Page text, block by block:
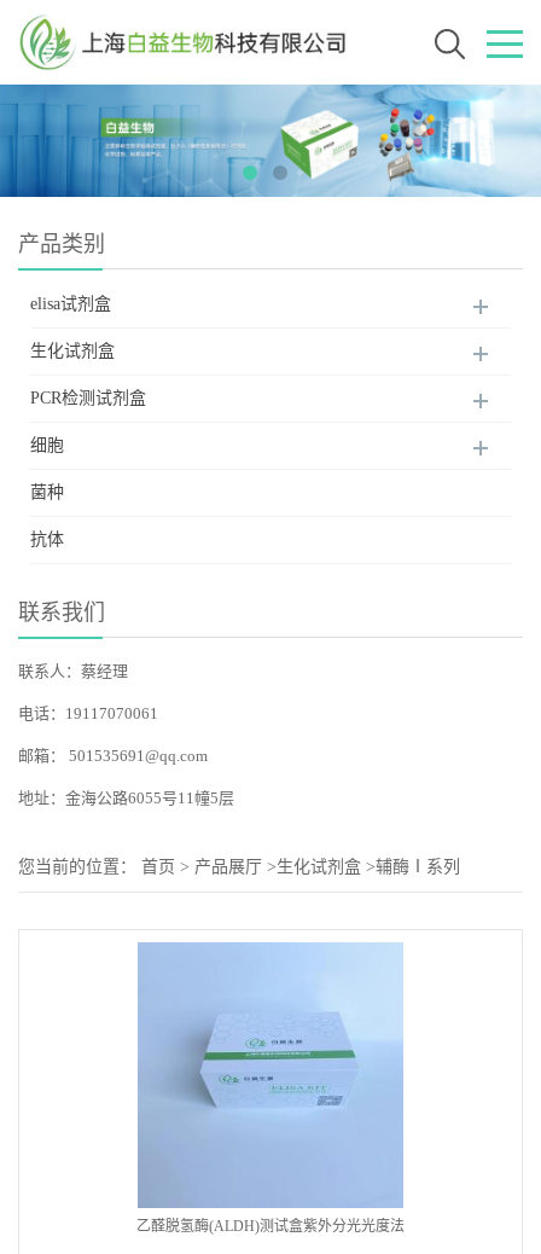
产品类别
elisa试剂盒
生化试剂盒
PCR检测试剂盒
细胞
菌种
抗体
联系我们
联系人：蔡经理
电话：19117070061
邮箱： 501535691@qq.com
地址：金海公路6055号11幢5层
您当前的位置： 首页 > 产品展厅 >生化试剂盒 >辅酶Ⅰ系列
乙醛脱氢酶(ALDH)测试盒紫外分光光度法